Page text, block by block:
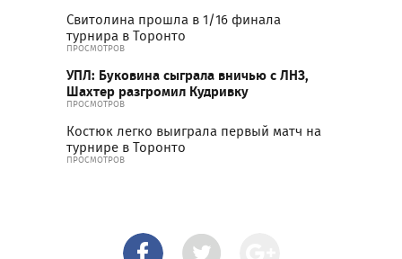
Свитолина прошла в 1/16 финала
турнира в Торонто
ПРОСМОТРОВ
УПЛ: Буковина сыграла вничью с ЛНЗ,
Шахтер разгромил Кудривку
ПРОСМОТРОВ
Костюк легко выиграла первый матч на
турнире в Торонто
ПРОСМОТРОВ